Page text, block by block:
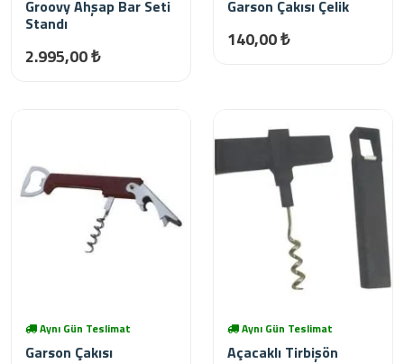
Groovy Ahşap Bar Seti
Standı
2.995,00 ₺
Garson Çakısı Çelik
140,00 ₺
Aynı Gün Teslimat
Garson Çakısı
Aynı Gün Teslimat
Açacaklı Tirbişön